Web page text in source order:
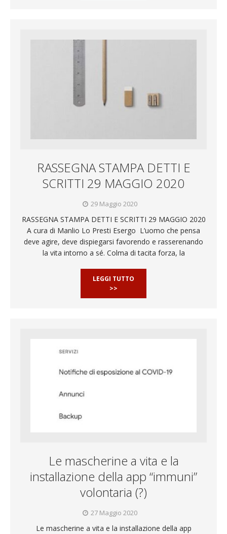
RASSEGNA STAMPA DETTI E
SCRITTI 29 MAGGIO 2020
29 Maggio 2020
RASSEGNA STAMPA DETTI E SCRITTI 29 MAGGIO 2020
A cura di Manlio Lo Presti Esergo L’uomo che pensa
deve agire, deve dispiegarsi favorendo e rasserenando
la vita intorno a sé. Colma di tacita forza, la
LEGGI TUTTO
>>
Le mascherine a vita e la
installazione della app “immuni”
volontaria (?)
27 Maggio 2020
Le mascherine a vita e la installazione della app